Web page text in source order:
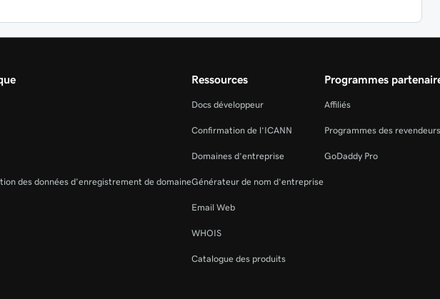
des données d'enregistrement de domaine
Ressources
Docs développeur
Confirmation de l’ICANN
Domaines d’entreprise
Générateur de nom d’entreprise
Email Web
WHOIS
Catalogue des produits
Programmes
Affiliés
Programmes des revendeurs
GoDaddy Pro